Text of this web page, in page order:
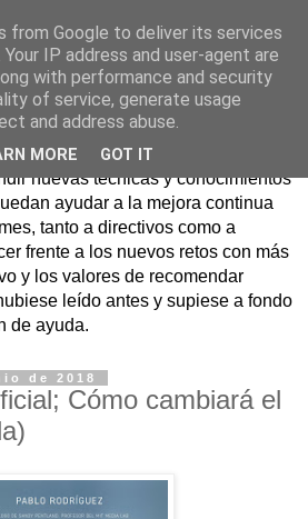
- Nuevo
mediante la lectura de libros
nuevas técnicas y conocimientos
ayudar a la mejora continua
tanto a directivos como a
frente a los nuevos retos con más
y los valores de recomendar
leído antes y supiese a fondo
de ayuda.
de 2018
Cómo cambiará el
from Google to deliver its services
IP address and user-agent are
with performance and security
of service, generate usage
and address abuse.
MORE GOT IT